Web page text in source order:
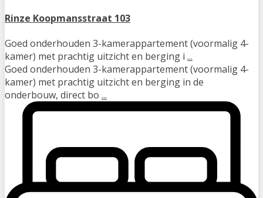
Rinze Koopmansstraat 103
Goed onderhouden 3-kamerappartement (voormalig 4-
kamer) met prachtig uitzicht en berging i ...
Goed onderhouden 3-kamerappartement (voormalig 4-
kamer) met prachtig uitzicht en berging in de
onderbouw, direct bo ...